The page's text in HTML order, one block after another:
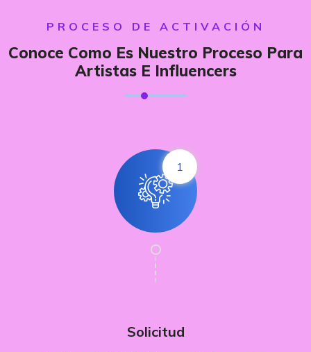
PROCESO DE ACTIVACIÓN
Conoce Como Es Nuestro Proceso Para
Artistas E Influencers
1
Solicitud